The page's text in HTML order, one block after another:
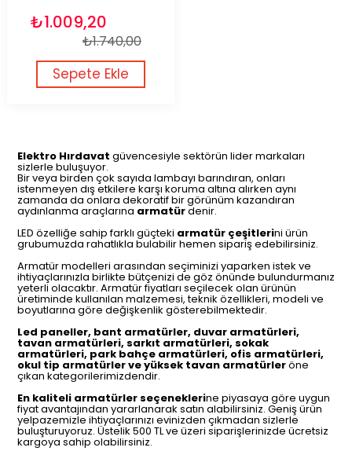
₺1.009,20
₺1.740,00
Sepete Ekle
Elektro Hırdavat güvencesiyle sektörün lider markaları
sizlerle buluşuyor.
Bir veya birden çok sayıda lambayı barındıran, onları
istenmeyen dış etkilere karşı koruma altına alırken aynı
zamanda da onlara dekoratif bir görünüm kazandıran
aydınlanma araçlarına armatürdenir.
LED özelliğe sahip farklı güçteki armatür çeşitlerini ürün
grubumuzda rahatlıkla bulabilir hemen sipariş edebilirsiniz.
Armatür modelleri arasından seçiminizi yaparken istek ve
ihtiyaçlarınızla birlikte bütçenizi de göz önünde bulundurmanız
yeterli olacaktır. Armatür fiyatları seçilecek olan ürünün
üretiminde kullanılan malzemesi, teknik özellikleri, modeli ve
boyutlarına göre değişkenlik gösterebilmektedir.
Led paneller, bant armatürler, duvar armatürleri,
tavan armatürleri, sarkıt armatürleri, sokak
armatürleri, park bahçe armatürleri, ofis armatürleri,
okul tip armatürler ve yüksek tavan armatürleröne
çıkan kategorilerimizdendir.
En kaliteli armatürler seçeneklerine piyasaya göre uygun
fiyat avantajından yararlanarak satın alabilirsiniz. Geniş ürün
yelpazemizle ihtiyaçlarınızı evinizden çıkmadan sizlerle
buluşturuyoruz. Üstelik 500 TL ve üzeri siparişlerinizde ücretsiz
kargoya sahip olabilirsiniz.